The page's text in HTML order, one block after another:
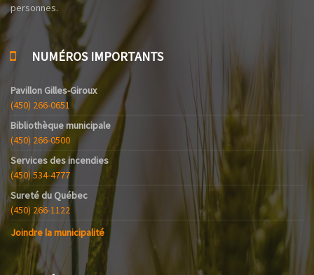
personnes.
NUMÉROS IMPORTANTS
Pavillon Gilles-Giroux
(450) 266-0651
Bibliothèque municipale
(450) 266-0500
Services des incendies
(450) 534-4777
Sureté du Québec
(450) 266-1122
Joindre la municipalité